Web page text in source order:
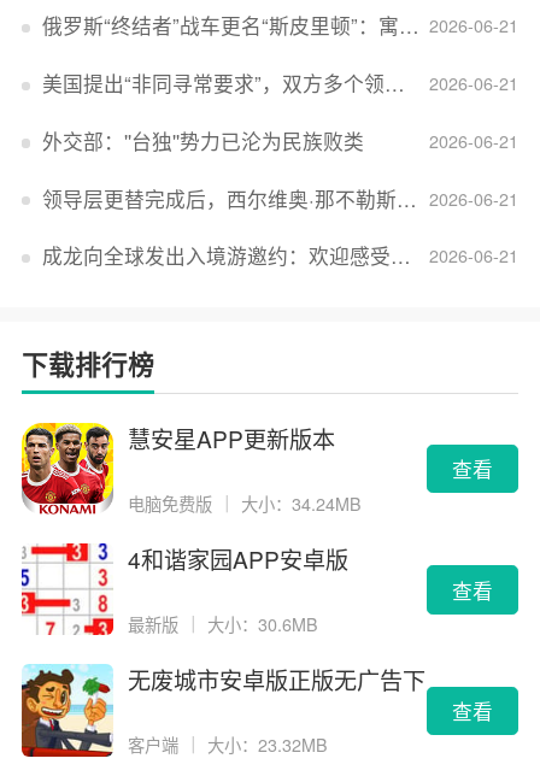
2026-06-21
俄罗斯“终结者”战车更名“斯皮里顿”：寓意强大可靠，彰显俄精神力量
2026-06-21
美国提出“非同寻常要求”，双方多个领域分歧依旧，印美贸易谈判进入“关键阶段”
2026-06-21
外交部：''台独''势力已沦为民族败类
2026-06-21
领导层更替完成后，西尔维奥·那不勒斯出任Lucid首席执行官
2026-06-21
成龙向全球发出入境游邀约：欢迎感受无滤镜的真实中国
下载排行榜
慧安星APP更新版本
电脑免费版 ｜ 大小：34.24MB
查看
4和谐家园APP安卓版
最新版 大小：30.6MB
查看
无废城市安卓版正版无广告下
客户端 大小：23.32MB
查看